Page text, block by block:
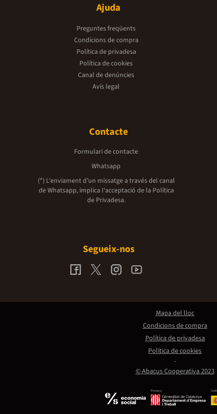
Ajuda
Preguntes freqüents
Condicions de compra
Política de privadesa
Política de cookies
Canal de denúncies
Avís legal
Contacte
Formulari de contacte
Whatsapp
(*) L'enviament d’un missatge a través del canal
de Whatsapp, implica l'acceptació de la Política
de Privadesa.
Segueix-nos
Promou:
© Abacus Cooperativa 2023
Mapa del lloc
Condicions de compra
Política de privadesa
Política de cookies